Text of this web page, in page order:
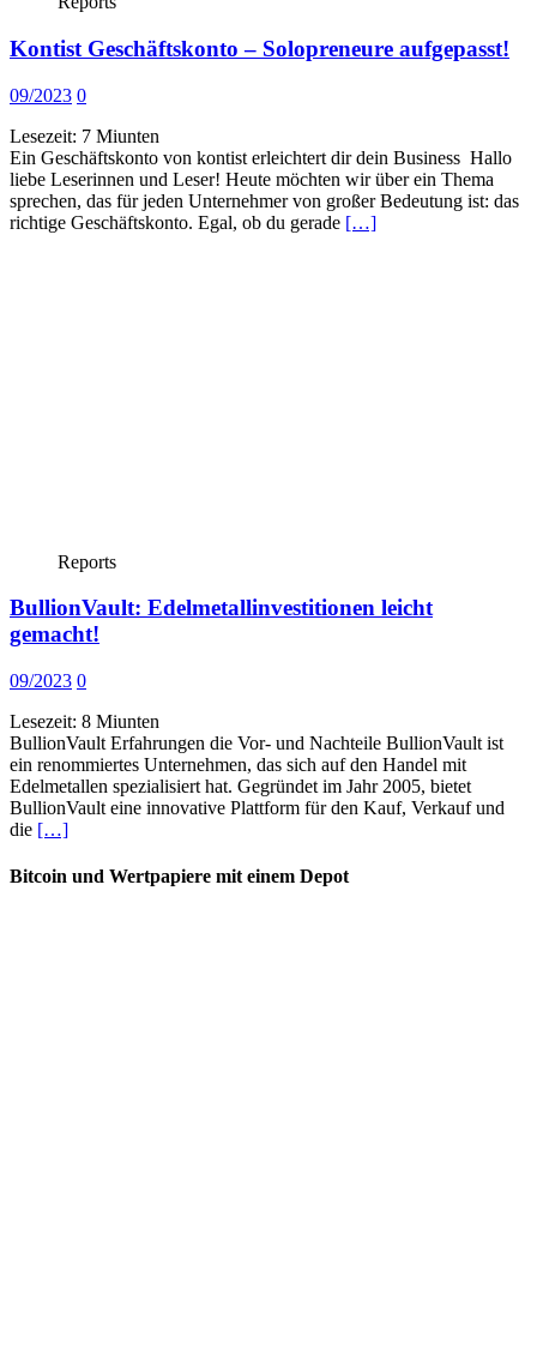
Kontist Geschäftskonto – Solopreneure aufgepasst!
09/2023 0
Lesezeit: 7 Miunten
Ein Geschäftskonto von kontist erleichtert dir dein Business Hallo
liebe Leserinnen und Leser! Heute möchten wir über ein Thema
sprechen, das für jeden Unternehmer von großer Bedeutung ist: das
richtige Geschäftskonto. Egal, ob du gerade […]
Reports
BullionVault: Edelmetallinvestitionen leicht
gemacht!
09/2023 0
Lesezeit: 8 Miunten
BullionVault Erfahrungen die Vor- und Nachteile BullionVault ist
ein renommiertes Unternehmen, das sich auf den Handel mit
Edelmetallen spezialisiert hat. Gegründet im Jahr 2005, bietet
BullionVault eine innovative Plattform für den Kauf, Verkauf und
die […]
Bitcoin und Wertpapiere mit einem Depot